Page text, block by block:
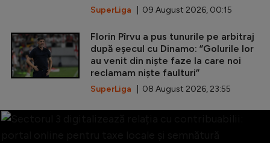
SuperLiga | 09 August 2026, 00:15
Florin Pîrvu a pus tunurile pe arbitraj
după eșecul cu Dinamo: ”Golurile lor
au venit din niște faze la care noi
reclamam niște faulturi”
SuperLiga | 08 August 2026, 23:55